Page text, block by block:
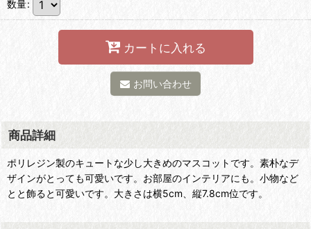
数量:
カートに入れる
お問い合わせ
商品詳細
ポリレジン製のキュートな少し大きめのマスコットです。素朴なデ
ザインがとっても可愛いです。お部屋のインテリアにも。小物など
とと飾ると可愛いです。大きさは横5cm、縦7.8cm位です。